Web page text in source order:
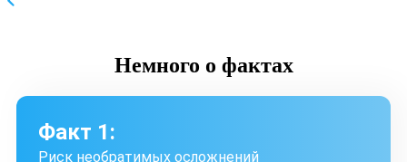
Немного о фактах
Факт 1:
Риск необратимых осложнений